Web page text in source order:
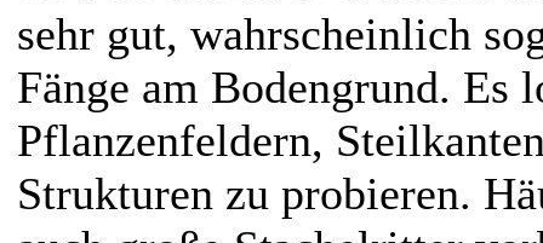
sehr gut, wahrscheinlich
Fänge am Bodengrund. Es
Pflanzenfeldern,
Strukturen zu probieren.